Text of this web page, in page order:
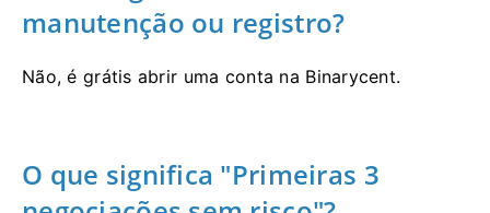
manutenção ou registro?
Não, é grátis abrir uma conta na Binarycent.
O que significa "Primeiras 3